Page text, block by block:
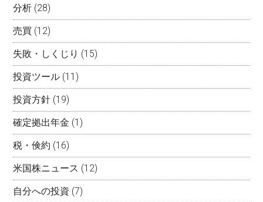
分析 (28)
売買 (12)
失敗・しくじり (15)
投資ツール (11)
投資方針 (19)
確定拠出年金 (1)
税・倹約 (16)
米国株ニュース (12)
自分への投資 (7)